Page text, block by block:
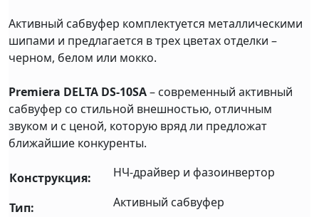
Активный сабвуфер комплектуется металлическими
шипами и предлагается в трех цветах отделки –
черном, белом или мокко.
Premiera DELTA DS-10SA– современный активный
сабвуфер со стильной внешностью, отличным
звуком и с ценой, которую вряд ли предложат
ближайшие конкуренты.
Конструкция: НЧ-драйвер и фазоинвертор
Тип:
Активный сабвуфер